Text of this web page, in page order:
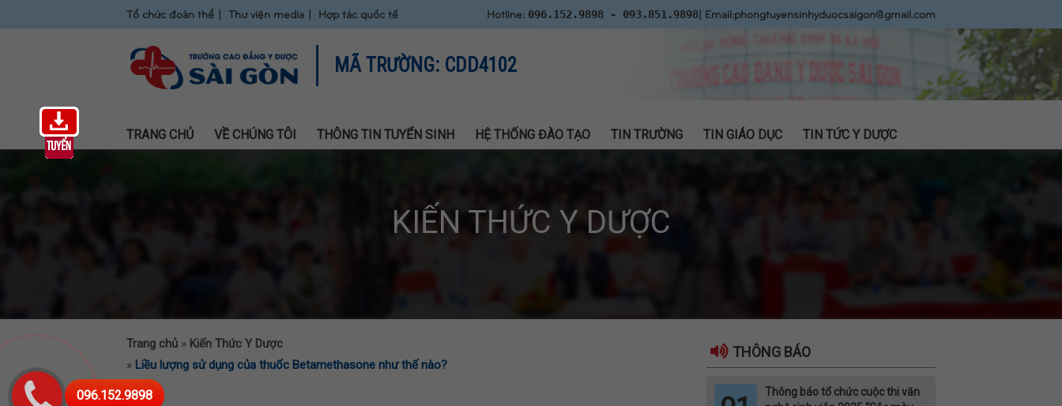
Tổ chức đoàn thể Thư viện media Hợp tác quốc tế Hotline: 096.152.9898 - 093.851.9898| Email:phongtuyensinhyduocsaigon@gmail.com
MÃ TRƯỜNG: CDD4102
TRANG CHỦ VỀ CHÚNG TÔI THÔNG TIN TUYỂN SINH HỆ THỐNG ĐÀO TẠO TIN TRƯỜNG TIN GIÁO DỤC TIN TỨC Y DƯỢC
096.152.9898
KIẾN THỨC Y DƯỢC
Trang chủ » Kiến Thức Y Dược
» Liều lượng sử dụng của thuốc Betamethasone như thế nào?
THÔNG BÁO
Thông báo tổ chức cuộc thi văn